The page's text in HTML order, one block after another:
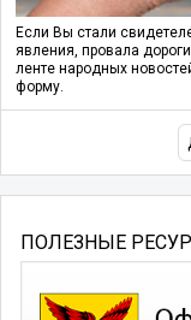
Если Вы стали
явления, провала
ленте народных
форму.
ПОЛЕЗНЫЕ